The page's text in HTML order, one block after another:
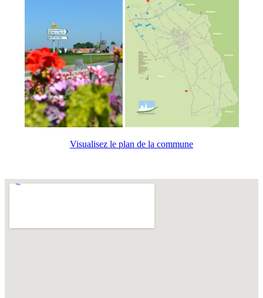
Visualisez le plan de la commune